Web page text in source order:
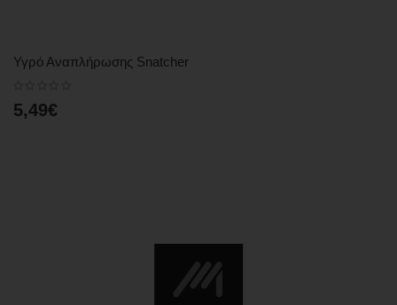
Υγρό Αναπλήρωσης Snatcher
5,49€